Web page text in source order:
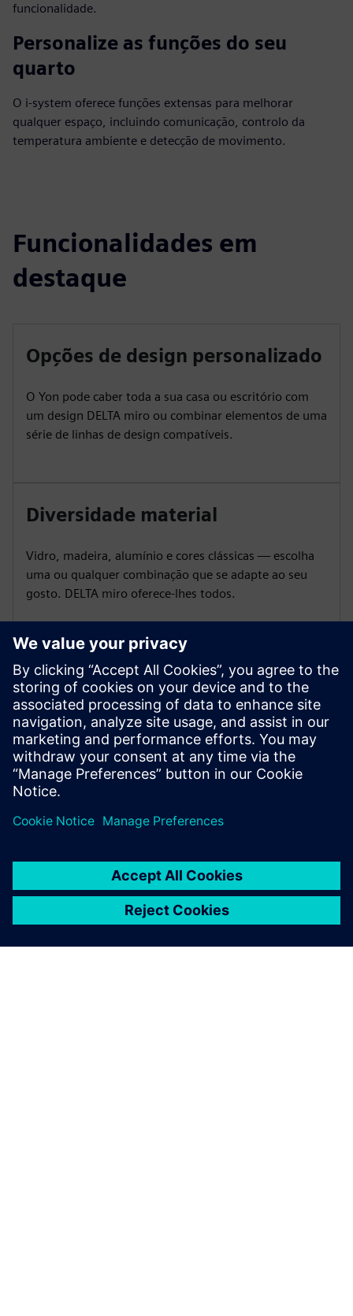
funcionalidade.
Personalize as funções do seu
quarto
O i-system oferece funções extensas para melhorar
qualquer espaço, incluindo comunicação, controlo da
temperatura ambiente e detecção de movimento.
Funcionalidades em
destaque
Opções de design personalizado
O Yon pode caber toda a sua casa ou escritório com
um design DELTA miro ou combinar elementos de uma
série de linhas de design compatíveis.
Diversidade material
Vidro, madeira, alumínio e cores clássicas — escolha
uma ou qualquer combinação que se adapte ao seu
gosto. DELTA miro oferece-lhes todos.
Compatibilidade com i-system
O i-system traz componentes extensos e funções de
sala para os seus produtos DELTA miro.